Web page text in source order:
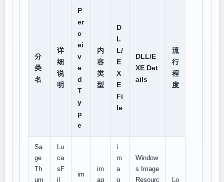
分
类
名
详
细
说
明
P
er
c
ei
v
e
d
T
y
p
e
内
容
类
型
D
L
L/
E
X
E
Fi
le
DLL/E
XE Det
ails
流
行
程
度
Sa
ge
Th
um
Lu
ca
sF
il
im
im
ag
i
m
a
g
Window
s Image
Resourc
Lo